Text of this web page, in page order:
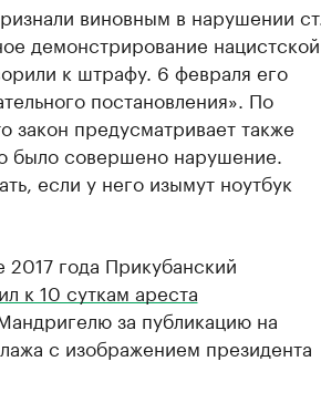
виновным в нарушении ст.
демонстрирование нацистской
к штрафу. 6 февраля его
постановления». По
закон предусматривает также
было совершено нарушение.
если у него изымут ноутбук
года Прикубанский
к 10 суткам ареста
за публикацию на
с изображением президента